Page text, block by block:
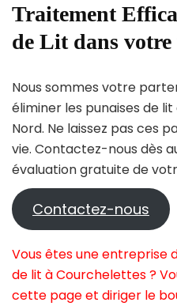
Traitement
de Lit dans
Nous sommes votre
éliminer les punaises de
Nord. Ne laissez pas ces
vie. Contactez-nous dès
évaluation gratuite de
Contactez-nous
Vous êtes une entreprise
de lit à Courchelettes ?
cette page et diriger le